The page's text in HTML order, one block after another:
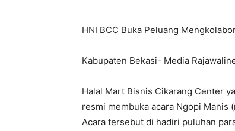
HNI BCC Buka Peluang
Kabupaten Bekasi- Media
Halal Mart Bisnis Cikarang Center
resmi membuka acara Ngopi Manis
Acara tersebut di hadiri puluhan